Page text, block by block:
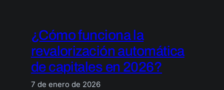
¿Cómo funciona la
revalorización automática
de capitales en 2026?
7 de enero de 2026